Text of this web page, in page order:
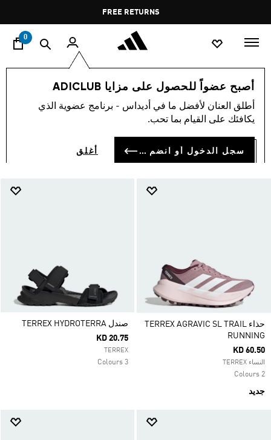
Pause
promotion
rotation
FREE DELIVERY OVER 35 KWD
0
أصبح عضواً للحصول على مزايا ADICLUB
أطلق العنان لأفضل ما في أديداس - برنامج عضوية الذي
يكافئك على القيام بما تحب.
سجل الدخول أو انضم الآن أغلق
النساء أحذية احذية للرياضات الخارجية
احذية للرياضات الخارجية
حذاء TERREX AGRAVIC SL TRAIL
RUNNING
KD 60.50
النساء TERREX
2 Colours
جديد
صندل TERREX HYDROTERRA
KD 20.75
TERREX
3 Colours